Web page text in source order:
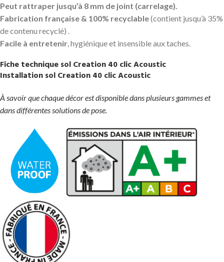
Peut rattraper jusqu’à 8 mm de joint (carrelage).
Fabrication française & 100% recyclable(contient jusqu’à 35%
de contenu recyclé) .
Facile à entretenir, hygiénique et insensible aux taches.
Fiche technique sol Creation 40 clic Acoustic
Installation sol Creation 40 clic Acoustic
À savoir que chaque décor est disponible dans plusieurs gammes et
dans différentes solutions de pose.